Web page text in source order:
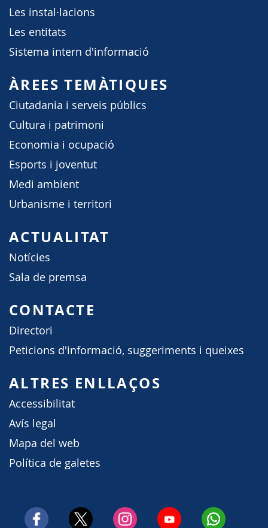
Les instal·lacions
Les entitats
Sistema intern d'informació
ÀREES TEMÀTIQUES
Ciutadania i serveis públics
Cultura i patrimoni
Economia i ocupació
Esports i joventut
Medi ambient
Urbanisme i territori
ACTUALITAT
Notícies
Sala de premsa
CONTACTE
Directori
Peticions d'informació, suggeriments i queixes
ALTRES ENLLAÇOS
Accessibilitat
Avís legal
Mapa del web
Política de galetes